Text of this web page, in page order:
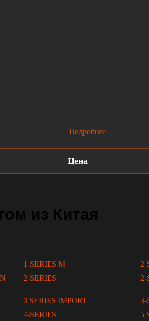
Подробнее
Цена
из Китая
1-SERIES M 2
2-SERIES 2-
3 SERIES IMPORT 3-
4-SERIES 5